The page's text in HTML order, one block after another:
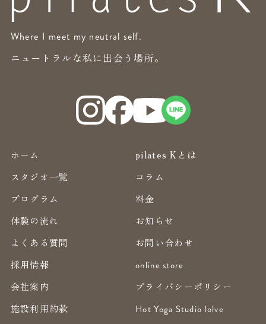
Where I meet my neutral self.
ニュートラルな私に出会う場所。
ホーム
pilates Kとは
スタジオ一覧
コラム
プログラム
料金
体験の流れ
お知らせ
よくある質問
お問い合わせ
採用情報
online store
会社案内
プライバシーポリシー
施設利用約款
Hot Yoga Studio lolve